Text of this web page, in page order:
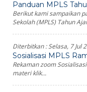
Panduan MPLS
Berikut kami sampaikan
Sekolah (MPLS) Tahun
Diterbitkan :Selasa, 7 Jul
Sosialisasi MPLS
Rekaman zoom
materi klik...